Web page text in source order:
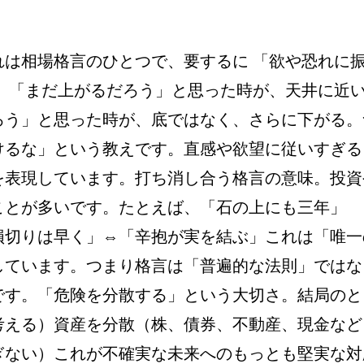
相場格言のひとつで、要するに 「欲や恐れに
まだ上がるだろう」と思った時が、天井に近
」と思った時が、底ではなく、さらに下がる
な」という教えです。直感や欲望に従いすぎ
現しています。打ち消し合う格言の意味。投
が多いです。たとえば、「石の上にも三年」
りは早く」⇔「辛抱が実を結ぶ」これは「唯
います。つまり格言は「普遍的な法則」では
。「危険を分散する」という大切さ。結局の
る）資産を分散（株、債券、不動産、現金な
い）これが不確実な未来へのもっとも堅実な